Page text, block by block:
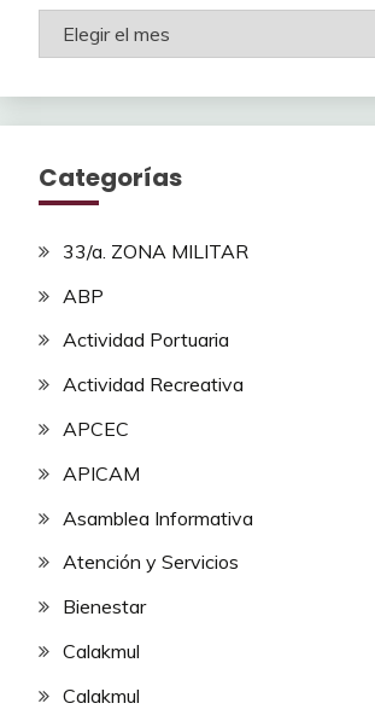
Archivos
Categorías
33/a. ZONA MILITAR
ABP
Actividad Portuaria
Actividad Recreativa
APCEC
APICAM
Asamblea Informativa
Atención y Servicios
Bienestar
Calakmul
Calakmul